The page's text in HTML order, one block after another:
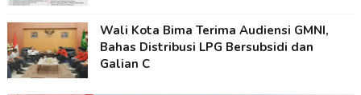
Wali Kota Bima Terima Audiensi GMNI,
Bahas Distribusi LPG Bersubsidi dan
Galian C